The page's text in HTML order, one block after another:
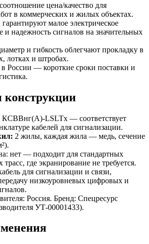
цена/качество для
в коммерческих и жилых объектах.
малое электрическое
и надежность сигналов на значительных
и гибкость облегчают прокладку в
лотках и штробах.
России — короткие сроки поставки и
конструкции
КСВВнг(A)-LSLTx — соответствует
кабелей для сигнализации.
2 жилы, каждая жила — медь, сечение
нет — подходит для стандартных
трасс, где экранирование не требуется.
для сигнализации и связи,
низкоуровневых цифровых и
Россия. Бренд: Спецресурс
УТ-00001433).